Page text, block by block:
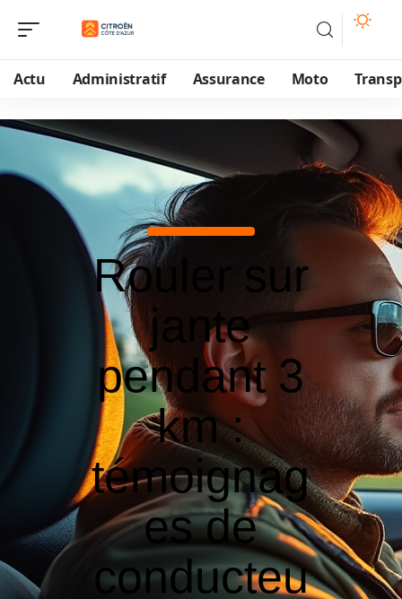
Actu Administratif Assurance Moto
Rouler sur
jante
pendant 3
km :
témoignag
es de
conducteu